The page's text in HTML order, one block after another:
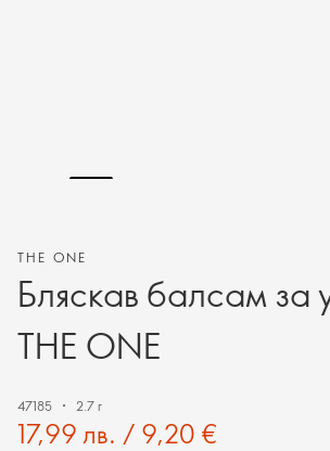
THE ONE
Бляскав балсам за
THE ONE
47185 2.7 г
17,99 лв. / 9,20 €